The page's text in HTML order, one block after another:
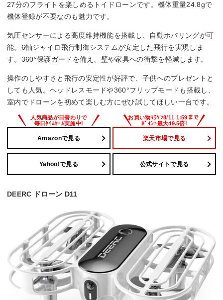
27分のフライトを楽しめるトイドローンです。機体重量24.8gで
機体登録が不要なのも魅力です。
気圧センサーによる高度維持機能を搭載し、自動ホバリングが可
能。6軸ジャイロ飛行制御システムが安定した飛行を実現しま
す。360°保護ガードを備え、壁や家具への衝撃を軽減します。
操作のしやすさと飛行の安定性が好評で、子供へのプレゼントと
しても人気。ヘッドレスモードや360°フリップモードも搭載し、
室内でドローンを初めて楽しむ方にぜひ試してほしい一台です。
Amazonで見る 楽天市場で見る
Yahoo!で見る 公式サイトで見る
DEERC ドローン D11